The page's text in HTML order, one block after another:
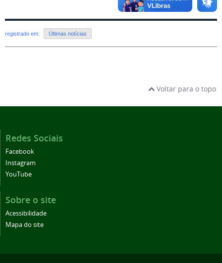
registrado em: Últimas notícias
Voltar para o topo
Redes Sociais
Facebook
Instagram
YouTube
Sobre o site
Acessibilidade
Mapa do site